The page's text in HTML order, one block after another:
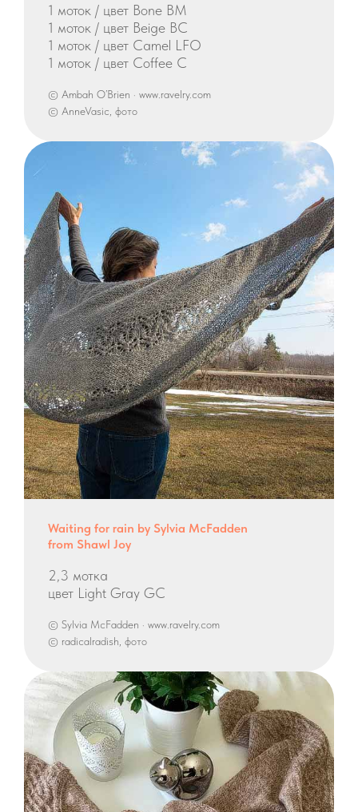
1 моток / цвет Bone BM
1 моток / цвет Beige BC
1 моток / цвет Camel LFO
1 моток / цвет Coffee C
© Ambah O’Brien · www.ravelry.com
© AnneVasic, фото
Waiting for rain by Sylvia McFadden
from Shawl Joy
2,3 мотка
цвет Light Gray GC
© Sylvia McFadden · www.ravelry.com
© radicalradish, фото